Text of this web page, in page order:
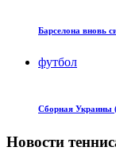
Барселона вновь
футбол
Сборная Украины
Новости